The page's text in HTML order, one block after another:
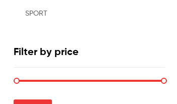
SPORT
Filter by price